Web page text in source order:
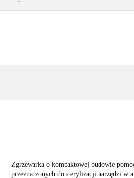
Zgrzewarka o kompaktowej budowie
przeznaczonych do sterylizacji narzędzi w